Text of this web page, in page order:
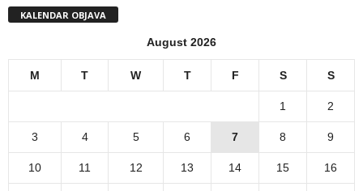
KALENDAR OBJAVA
August 2026
M T W T F S S
1 2
3 4 5 6 7 8 9
10 11 12 13 14 15 16